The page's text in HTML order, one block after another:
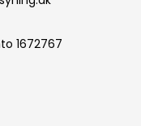
1672767